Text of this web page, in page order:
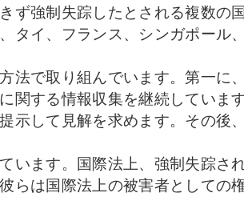
ず強制失踪したとされる複数の
タイ、フランス、シンガポール
法で取り組んでいます。第一に
関する情報収集を継続していま
示して見解を求めます。その後
います。国際法上、強制失踪さ
らは国際法上の被害者としての